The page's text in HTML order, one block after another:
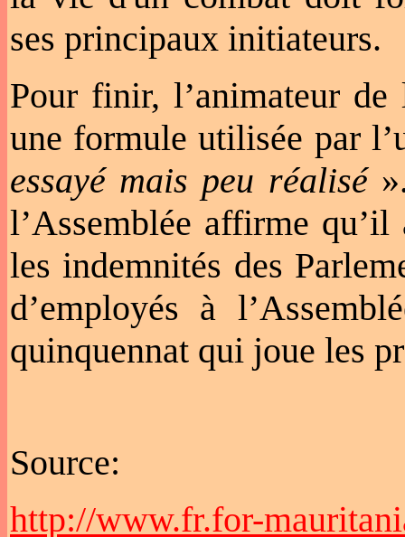
ses principaux initiateurs.
Pour finir, l’animateur
une formule utilisée par
essayé mais peu réalisé».
l’Assemblée affirme
les indemnités des
d’employés à
quinquennat qui joue les
Source:
http://www.fr.for-